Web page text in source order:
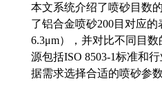
本文系统介绍了喷砂目数
了铝合金喷砂200目对应的
6.3μm），并对比不同目
源包括ISO 8503-1标准和
据需求选择合适的喷砂参数